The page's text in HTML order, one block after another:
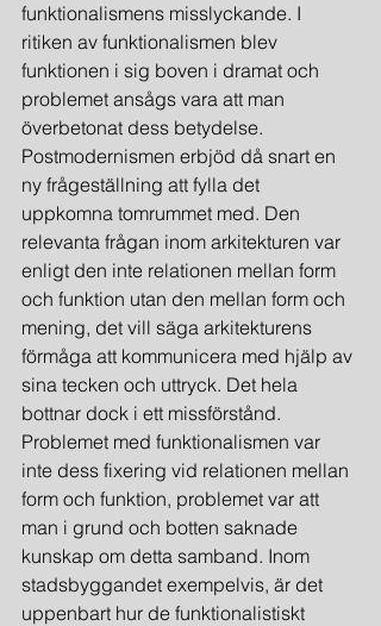
funktionalismens misslyckande. I
ritiken av funktionalismen blev
funktionen i sig boven i dramat och
problemet ansågs vara att man
överbetonat dess betydelse.
Postmodernismen erbjöd då snart en
ny frågeställning att fylla det
uppkomna tomrummet med. Den
relevanta frågan inom arkitekturen var
enligt den inte relationen mellan form
och funktion utan den mellan form och
mening, det vill säga arkitekturens
förmåga att kommunicera med hjälp av
sina tecken och uttryck. Det hela
bottnar dock i ett missförstånd.
Problemet med funktionalismen var
inte dess fixering vid relationen mellan
form och funktion, problemet var att
man i grund och botten saknade
kunskap om detta samband. Inom
stadsbyggandet exempelvis, är det
uppenbart hur de funktionalistiskt